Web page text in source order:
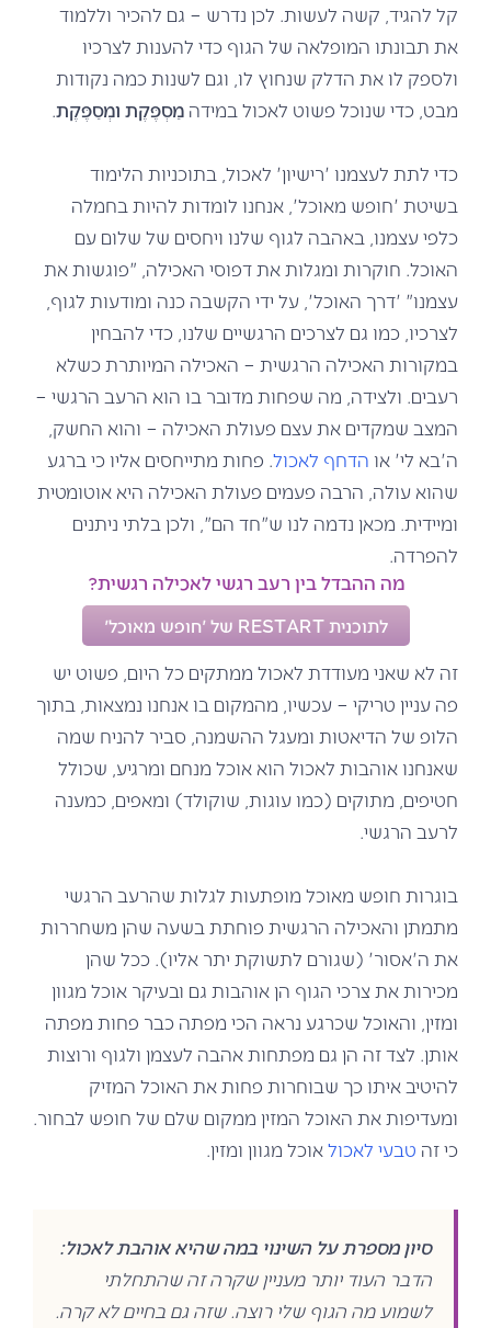
קל להגיד, קשה לעשות. לכן נדרש – גם להכיר וללמוד
את תבונתו המופלאה של הגוף כדי להענות לצרכיו
ולספק לו את הדלק שנחוץ לו, וגם לשנות כמה נקודות
מבט, כדי שנוכל פשוט לאכול במידה מַסְפֶּקֶת ומְסַפֶּקֶת.
כדי לתת לעצמנו 'רישיון' לאכול, בתוכניות הלימוד
בשיטת 'חופש מאוכל', אנחנו לומדות להיות בחמלה
כלפי עצמנו, באהבה לגוף שלנו ויחסים של שלום עם
האוכל. חוקרות ומגלות את דפוסי האכילה, "פוגשות את
עצמנו" 'דרך האוכל', על ידי הקשבה כנה ומודעות לגוף,
לצרכיו, כמו גם לצרכים הרגשיים שלנו, כדי להבחין
במקורות האכילה הרגשית – האכילה המיותרת כשלא
רעבים. ולצידה, מה שפחות מדובר בו הוא הרעב הרגשי –
המצב שמקדים את עצם פעולת האכילה – והוא החשק,
ה'בא לי' או הדחף לאכול. פחות מתייחסים אליו כי ברגע
שהוא עולה, הרבה פעמים פעולת האכילה היא אוטומטית
ומיידית. מכאן נדמה לנו ש"חד הם", ולכן בלתי ניתנים
להפרדה.
מה ההבדל בין רעב רגשי לאכילה רגשית?
לתוכנית RESTART של 'חופש מאוכל'
זה לא שאני מעודדת לאכול ממתקים כל היום, פשוט יש
פה עניין טריקי – עכשיו, מהמקום בו אנחנו נמצאות, בתוך
הלופ של הדיאטות ומעגל ההשמנה, סביר להניח שמה
שאנחנו אוהבות לאכול הוא אוכל מנחם ומרגיע, שכולל
חטיפים, מתוקים (כמו עוגות, שוקולד) ומאפים, כמענה
לרעב הרגשי.
בוגרות חופש מאוכל מופתעות לגלות שהרעב הרגשי
מתמתן והאכילה הרגשית פוחתת בשעה שהן משחררות
את ה'אסור' (שגורם לתשוקת יתר אליו). ככל שהן
מכירות את צרכי הגוף הן אוהבות גם ובעיקר אוכל מגוון
ומזין, והאוכל שכרגע נראה הכי מפתה כבר פחות מפתה
אותן. לצד זה הן גם מפתחות אהבה לעצמן ולגוף ורוצות
להיטיב איתו כך שבוחרות פחות את האוכל המזיק
ומעדיפות את האוכל המזין ממקום שלם של חופש לבחור.
כי זה טבעי לאכולאוכל מגוון ומזין.
סיון מספרת על השינוי במה שהיא אוהבת לאכול:
הדבר העוד יותר מעניין שקרה זה שהתחלתי
לשמוע מה הגוף שלי רוצה. שזה גם בחיים לא קרה.